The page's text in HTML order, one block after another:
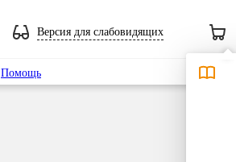
Версия для слабовидящих
Помощь